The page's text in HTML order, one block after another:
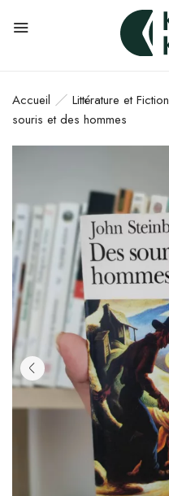
Accueil Littérature et Fiction
souris et des hommes